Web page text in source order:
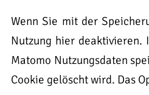
Wenn Sie mit der
Nutzung hier deaktivieren.
Matomo Nutzungsdaten
Cookie gelöscht wird. Das